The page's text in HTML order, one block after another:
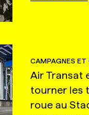
CAMPAGNES ET
Air Transat
tourner les
roue au